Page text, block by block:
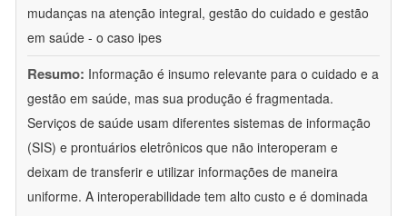
mudanças na atenção integral, gestão do cuidado e gestão
em saúde - o caso ipes
Resumo: Informação é insumo relevante para o cuidado e a
gestão em saúde, mas sua produção é fragmentada.
Serviços de saúde usam diferentes sistemas de informação
(SIS) e prontuários eletrônicos que não interoperam e
deixam de transferir e utilizar informações de maneira
uniforme. A interoperabilidade tem alto custo e é dominada